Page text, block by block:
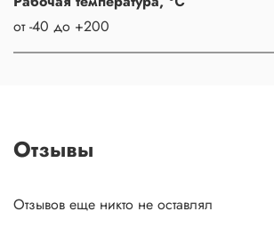
от -40 до +200
Отзывы
Отзывов еще никто не оставлял